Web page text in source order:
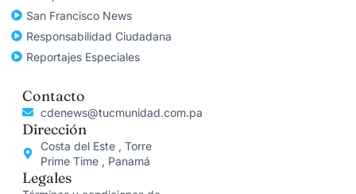
San Francisco News
Responsabilidad Ciudadana
Reportajes Especiales
Contacto
cdenews@tucmunidad.com.pa
Dirección
Costa del Este , Torre
Prime Time , Panamá
Legales